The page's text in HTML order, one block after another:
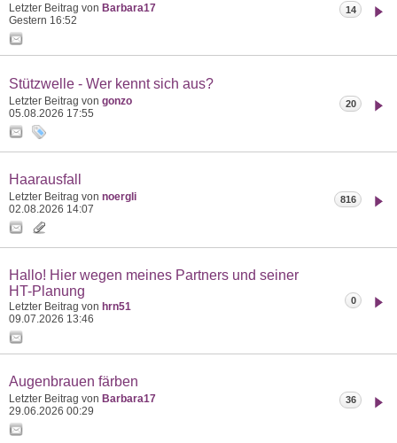
Letzter Beitrag von Barbara17
Gestern 16:52
14
Stützwelle - Wer kennt sich aus?
Letzter Beitrag von gonzo
05.08.2026 17:55
20
Haarausfall
Letzter Beitrag von noergli
02.08.2026 14:07
816
Hallo! Hier wegen meines Partners und seiner
HT-Planung
Letzter Beitrag von hrn51
09.07.2026 13:46
0
Augenbrauen färben
Letzter Beitrag von Barbara17
29.06.2026 00:29
36